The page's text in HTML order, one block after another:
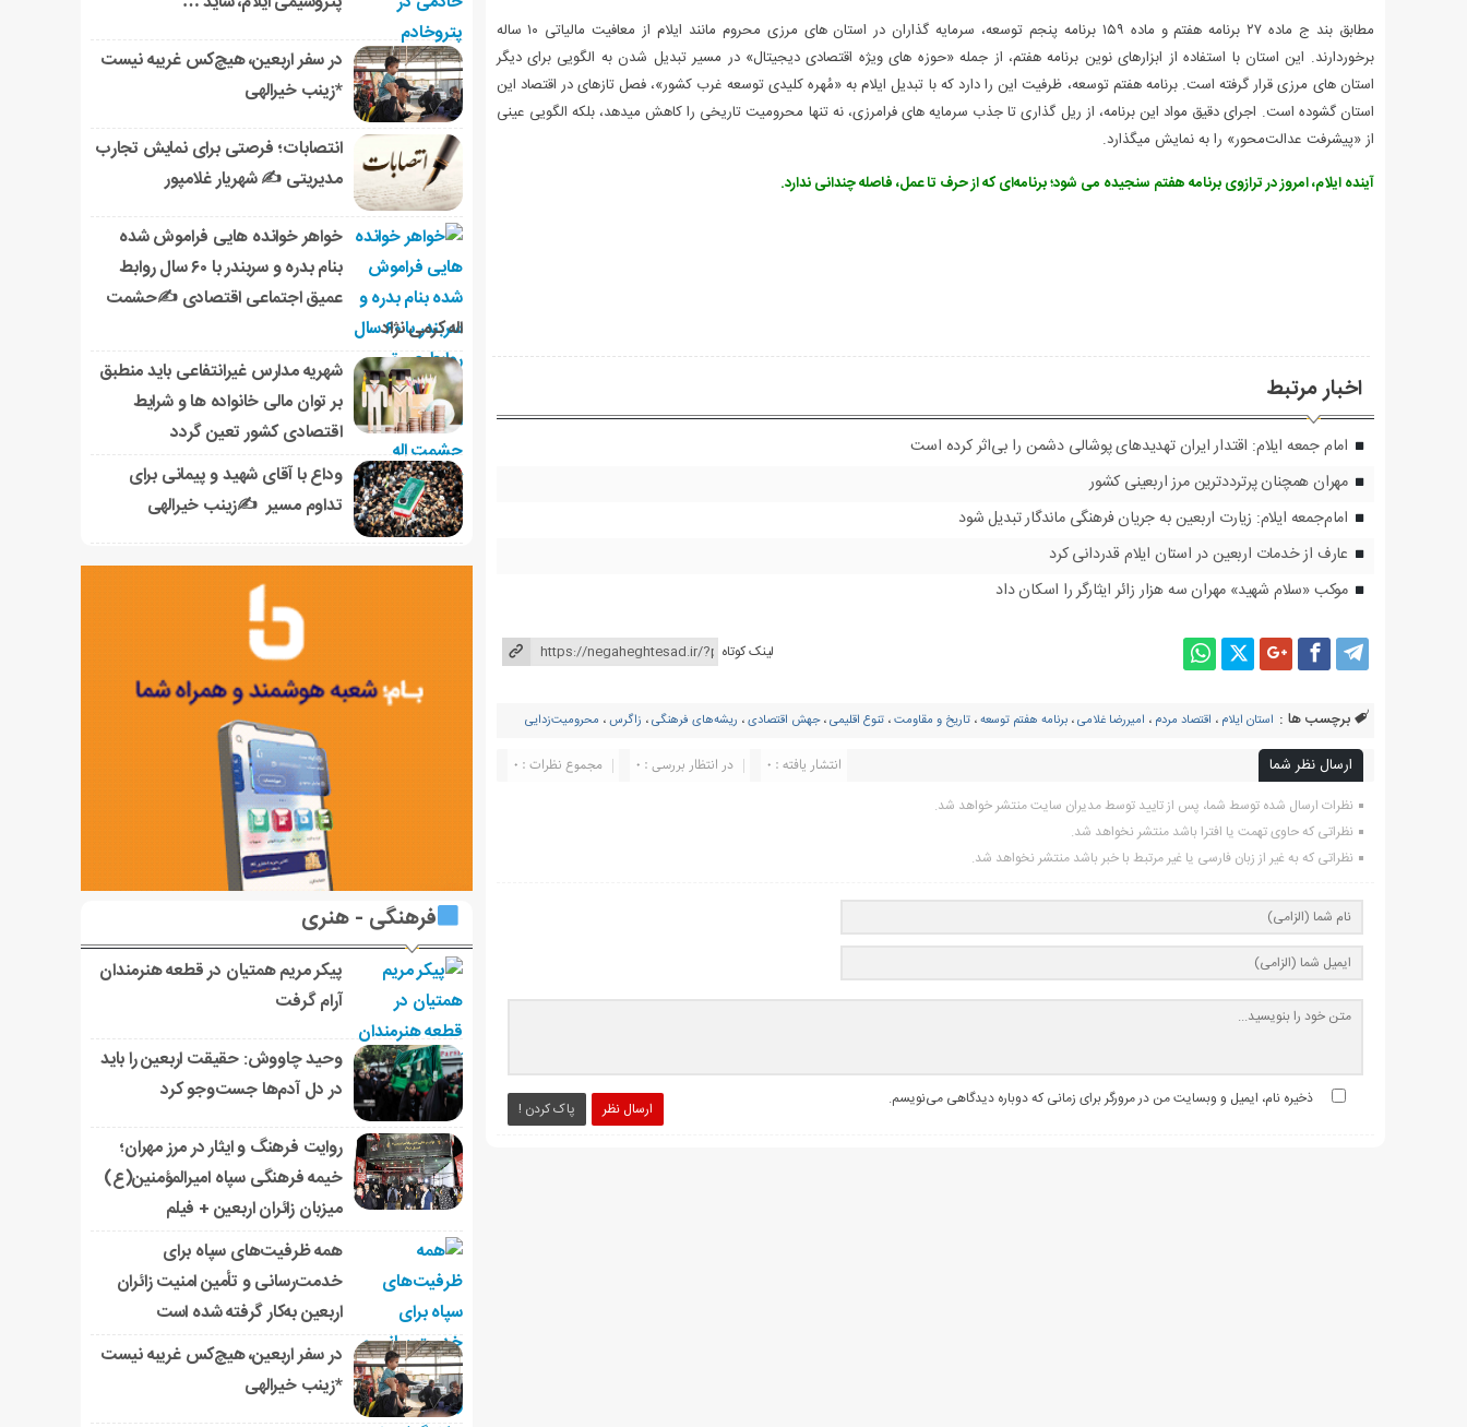
مطابق بند ج ماده ۲۷ برنامه هفتم و ماده ۱۵۹ برنامه پنجم توسعه، سرمایه گذاران در استان های مرزی محروم مانند ایلام از معافیت مالیاتی ۱۰ ساله
برخوردارند. این استان با استفاده از ابزارهای نوین برنامه هفتم، از جمله «حوزه های ویژه اقتصادی دیجیتال» در مسیر تبدیل شدن به الگویی برای دیگر
استان های مرزی قرار گرفته است. برنامه هفتم توسعه، ظرفیت این را دارد که با تبدیل ایلام به «مُهره کلیدی توسعه غرب کشور»، فصل تازهای در اقتصاد این
استان گشوده است. اجرای دقیق مواد این برنامه، از ریل گذاری تا جذب سرمایه های فرامرزی، نه تنها محرومیت تاریخی را کاهش میدهد، بلکه الگویی عینی
از «پیشرفت عدالت‌محور» را به نمایش میگذارد.
آینده ایلام، امروز در ترازوی برنامه هفتم سنجیده می شود؛ برنامه‌ای که از حرف تا عمل، فاصله چندانی ندارد.
اخبار مرتبط
امام جمعه ایلام: اقتدار ایران تهدیدهای پوشالی دشمن را بی‌اثر کرده است
مهران همچنان پرترددترین مرز اربعینی کشور
امام‌جمعه ایلام: زیارت اربعین به جریان فرهنگی ماندگار تبدیل شود
عارف از خدمات اربعین در استان ایلام قدردانی کرد
موکب «سلام شهید» مهران سه هزار زائر ایثارگر را اسکان داد
لینک کوتاه
برچسب ها : استان ایلام ، اقتصاد مردم ، امیررضا غلامی،برنامه هفتم توسعه،تاریخ و مقاومت،تنوع اقلیمی،جهش اقتصادی، ریشه‌های فرهنگی‌، زاگرس، محرومیت‌زدایی
ارسال نظر شما مجموع نظرات : 0 در انتظار بررسی : 0 انتشار یافته : ۰
نظرات ارسال شده توسط شما، پس از تایید توسط مدیران سایت منتشر خواهد شد.
نظراتی که حاوی تهمت یا افترا باشد منتشر نخواهد شد.
نظراتی که به غیر از زبان فارسی یا غیر مرتبط با خبر باشد منتشر نخواهد شد.
ارسال نظر پاک کردن ! ذخیره نام، ایمیل و وبسایت من در مرورگر برای زمانی که دوباره دیدگاهی می‌نویسم.
در سفر اربعین، هیچ‌کس غریبه نیست
*زینب خیرالهی
انتصابات؛ فرصتی برای نمایش تجارب
مدیریتی ✍ شهریار غلامپور
خواهر خوانده هایی فراموش شده
بنام بدره و سربندر با ۶۰ سال روابط
عمیق اجتماعی اقتصادی ✍حشمت
اله کرمی نژاد
شهریه مدارس غیرانتفاعی باید منطبق
بر توان مالی خانواده ها و شرایط
اقتصادی کشور تعین گردد
وداع با آقای شهید و پیمانی برای
تداوم مسیر ✍زینب خیرالهی
فرهنگی - هنری
پیکر مریم همتیان در قطعه هنرمندان
آرام گرفت
وحید چاووش: حقیقت اربعین را باید
در دل آدم‌ها جست‌وجو کرد
روایت فرهنگ و ایثار در مرز مهران؛
خیمه فرهنگی سپاه امیرالمؤمنین(ع)
میزبان زائران اربعین + فیلم
همه ظرفیت‌های سپاه برای
خدمت‌رسانی و تأمین امنیت زائران
اربعین به‌کار گرفته شده است
در سفر اربعین، هیچ‌کس غریبه نیست
*زینب خیرالهی